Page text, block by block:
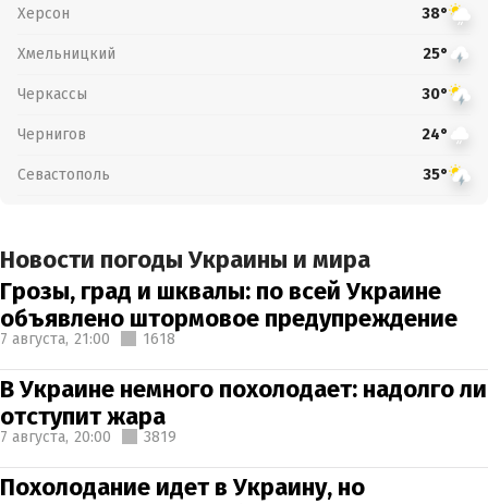
Херсон 38°
Хмельницкий 25°
Черкассы 30°
Чернигов 24°
Севастополь 35°
Новости погоды Украины и мира
Грозы, град и шквалы: по всей Украине
объявлено штормовое предупреждение
7 августа, 21:00 1618
В Украине немного похолодает: надолго ли
отступит жара
7 августа, 20:00 3819
Похолодание идет в Украину, но